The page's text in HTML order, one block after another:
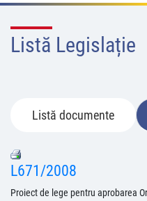
Listă Legislație
Listă documente
L671/2008
Proiect de lege pentru aprobarea